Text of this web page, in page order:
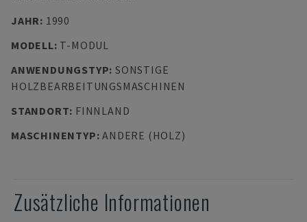
JAHR: 1990
MODELL: T-MODUL
ANWENDUNGSTYP: SONSTIGE
HOLZBEARBEITUNGSMASCHINEN
STANDORT: FINNLAND
MASCHINENTYP:ANDERE (HOLZ)
Zusätzliche Informationen